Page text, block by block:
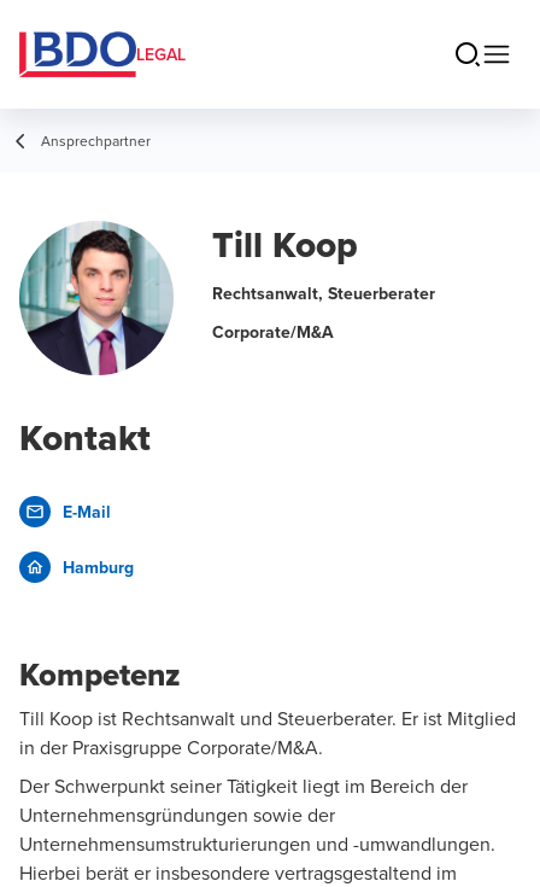
LEGAL
Ansprechpartner
Till Koop
Rechtsanwalt, Steuerberater
Corporate/M&A
Kontakt
E-Mail
Hamburg
Kompetenz
Till Koop ist Rechtsanwalt und Steuerberater. Er ist Mitglied
in der PraxisgruppeCorporate/M&A.
Der Schwerpunkt seiner Tätigkeit liegt im Bereich der
Unternehmensgründungen sowie der
Unternehmensumstrukturierungen und -umwandlungen.
Hierbei berät er insbesondere vertragsgestaltend im